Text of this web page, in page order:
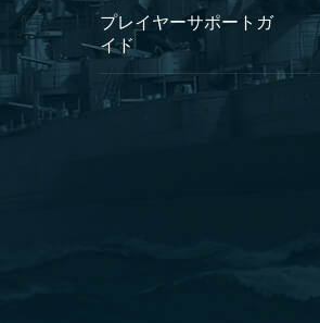
プレイヤーサポートガ
イド